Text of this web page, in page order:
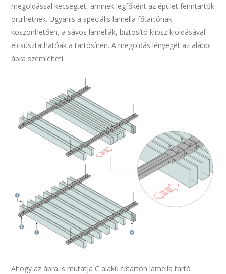
megoldással kecsegtet, aminek legfőként az épület fenntartók
örülhetnek. Ugyanis a speciális lamella főtartónak
köszönhetően, a sávos lamellák, biztosító klipsz kioldásával
elcsúsztathatóak a tartósínen. A megoldás lényegét az alábbi
ábra szemlélteti.
Ahogy az ábra is mutatja C alakú főtartón lamella tartó